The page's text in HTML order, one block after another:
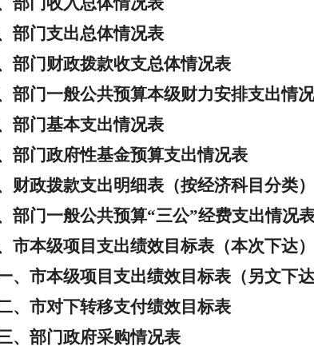
部门支出总体情况表
部门财政拨款收支总体情况表
部门一般公共预算本级财力安排支出情
部门基本支出情况表
部门政府性基金预算支出情况表
财政拨款支出明细表（按经济科目分类）
部门一般公共预算“三公”经费支出情况
市本级项目支出绩效目标表（本次下达）
、市本级项目支出绩效目标表（另文下达
、市对下转移支付绩效目标表
、部门政府采购情况表